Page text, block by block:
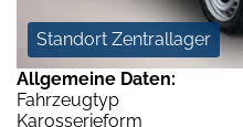
Standort Zentrallager
Allgemeine Daten:
Fahrzeugtyp
Karosserieform